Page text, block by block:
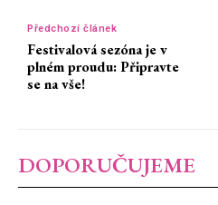
Předchozí článek
Festivalová sezóna je v
plném proudu: Připravte
se na vše!
DOPORUČUJEME